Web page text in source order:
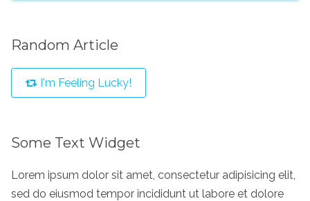
Random Article
I'm Feeling Lucky!
Some Text Widget
Lorem ipsum dolor sit amet, consectetur adipisicing elit,
sed do eiusmod tempor incididunt ut labore et dolore